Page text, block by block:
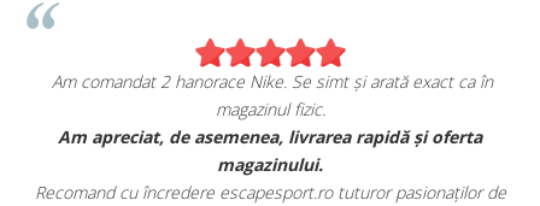
Am comandat 2 hanorace Nike. Se simt și arată exact ca în
magazinul fizic.
Am apreciat, de asemenea, livrarea rapidă și oferta
magazinului.
Recomand cu încredere escapesport.ro tuturor pasionaților de